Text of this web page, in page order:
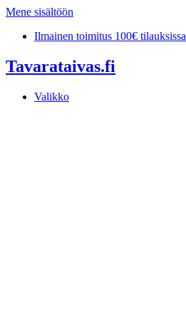
Mene sisältöön
Ilmainen toimitus 100€ tilauksissa
Tavarataivas.fi
Valikko